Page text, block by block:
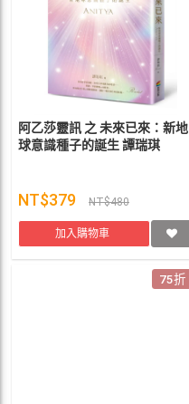
阿乙莎靈訊 之 未來已來：新地
球意識種子的誕生 譚瑞琪
NT$379 NT$480
加入購物車
75折